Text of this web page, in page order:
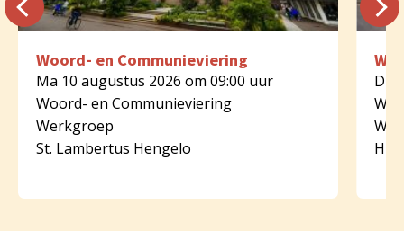
Woord- en Communieviering
Ma 10 augustus 2026 om 09:00 uur
Woord- en Communieviering
Werkgroep
St. Lambertus Hengelo
Di